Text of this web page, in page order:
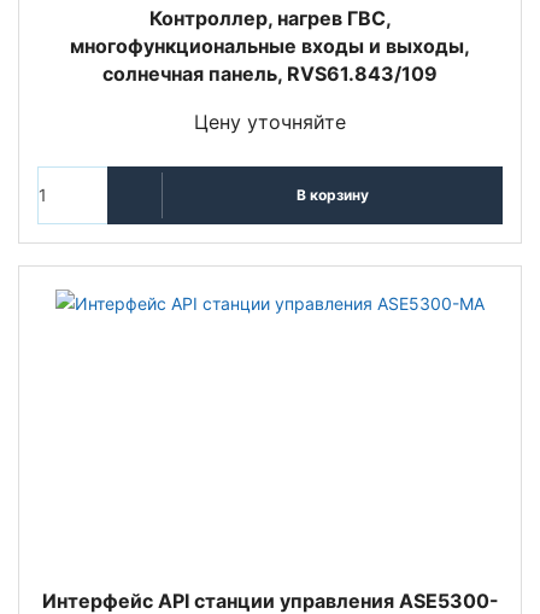
Контроллер, нагрев ГВС,
многофункциональные входы и выходы,
солнечная панель, RVS61.843/109
Цену уточняйте
В корзину
Интерфейс API станции управления ASE5300-